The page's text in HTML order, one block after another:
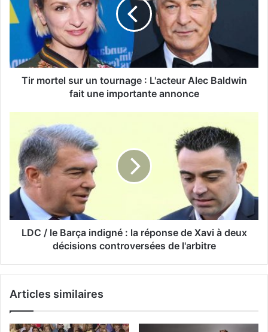
Tir mortel sur un tournage : L'acteur Alec Baldwin
fait une importante annonce
LDC / le Barça indigné : la réponse de Xavi à deux
décisions controversées de l'arbitre
Articles similaires